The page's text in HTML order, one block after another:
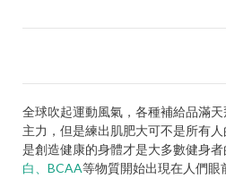
全球吹起運動風氣，各種補給品滿
主力，但是練出肌肥大可不是所有
是創造健康的身體才是大多數健身
白、BCAA等物質開始出現在人們眼